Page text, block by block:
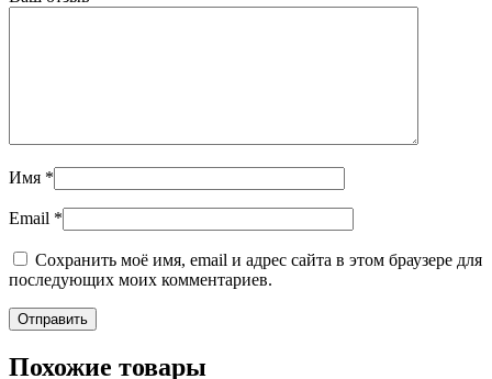
Имя *
Email *
Сохранить моё имя, email и адрес сайта в этом браузере для
последующих моих комментариев.
Похожие товары